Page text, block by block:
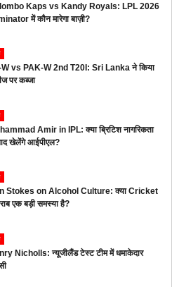
Kaps vs Kandy Royals: LPL 2026
में कौन मारेगा बाज़ी?
vs PAK-W 2nd T20I: Sri Lanka ने किया
पर कब्जा
Amir in IPL: क्या ब्रिटिश नागरिकता
खेलेंगे आईपीएल?
Stokes on Alcohol Culture: क्या Cricket
एक बड़ी समस्या है?
Nicholls: न्यूजीलैंड टेस्ट टीम में धमाकेदार